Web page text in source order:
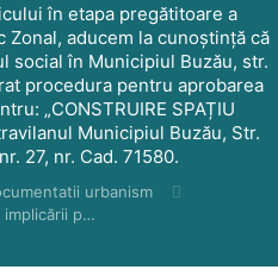
în etapa pregătitoare a
aducem la cunoştinţă că
social în Municipiul Buzău, str.
procedura pentru aprobarea
„CONSTRUIRE SPAȚIU
Municipiul Buzău, Str.
27, nr. Cad. 71580.
urbanism
În vederea implicării publicului în etapa pregătitoare a elaborării unui Plan Urbanistic Zonal, aducem la cunoştinţă că S.C. ABS 2000 S.R.L. cu sediul social în Municipiul Buzău, str. Transilvaniei, nr. 132 a demarat procedura pentru aprobarea documentaţiei de PUZ pentru: „CONSTRUIRE SPAȚIU COMERCIAL”, amplasat în intravilanul Municipiul Buzău, Str. Șoseaua Nordului nr. 27, nr. Cad. 71580.